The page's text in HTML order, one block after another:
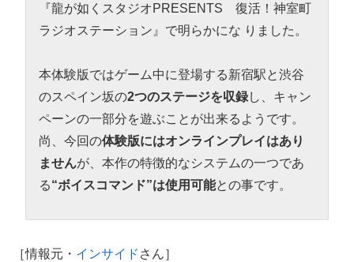
『龍が如くスタジオPRESENTS 復活！神室町
ラジオステーション』で明らかにな りました。
本体験版ではゲーム中に登場する新宿駅と渋谷
のスペイン坂の2つのステージを収録し、キャン
ペーンの一部分を遊ぶことが出来るようです。
尚、今回の体験版にはオンラインプレイはあり
ませんが、本作の特徴的なシステムの一つであ
る“ボイスコマンド”は使用可能との事です。
［情報元・ インサイド さん］